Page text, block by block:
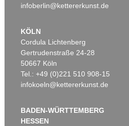
infoberlin@kettererkunst.de
KÖLN
Cordula Lichtenberg
Gertrudenstraße 24-28
50667 Köln
Tel.: +49 (0)221 510 908-15
infokoeln@kettererkunst.de
BADEN-WÜRTTEMBERG
HESSEN